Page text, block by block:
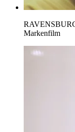
Markenfilm